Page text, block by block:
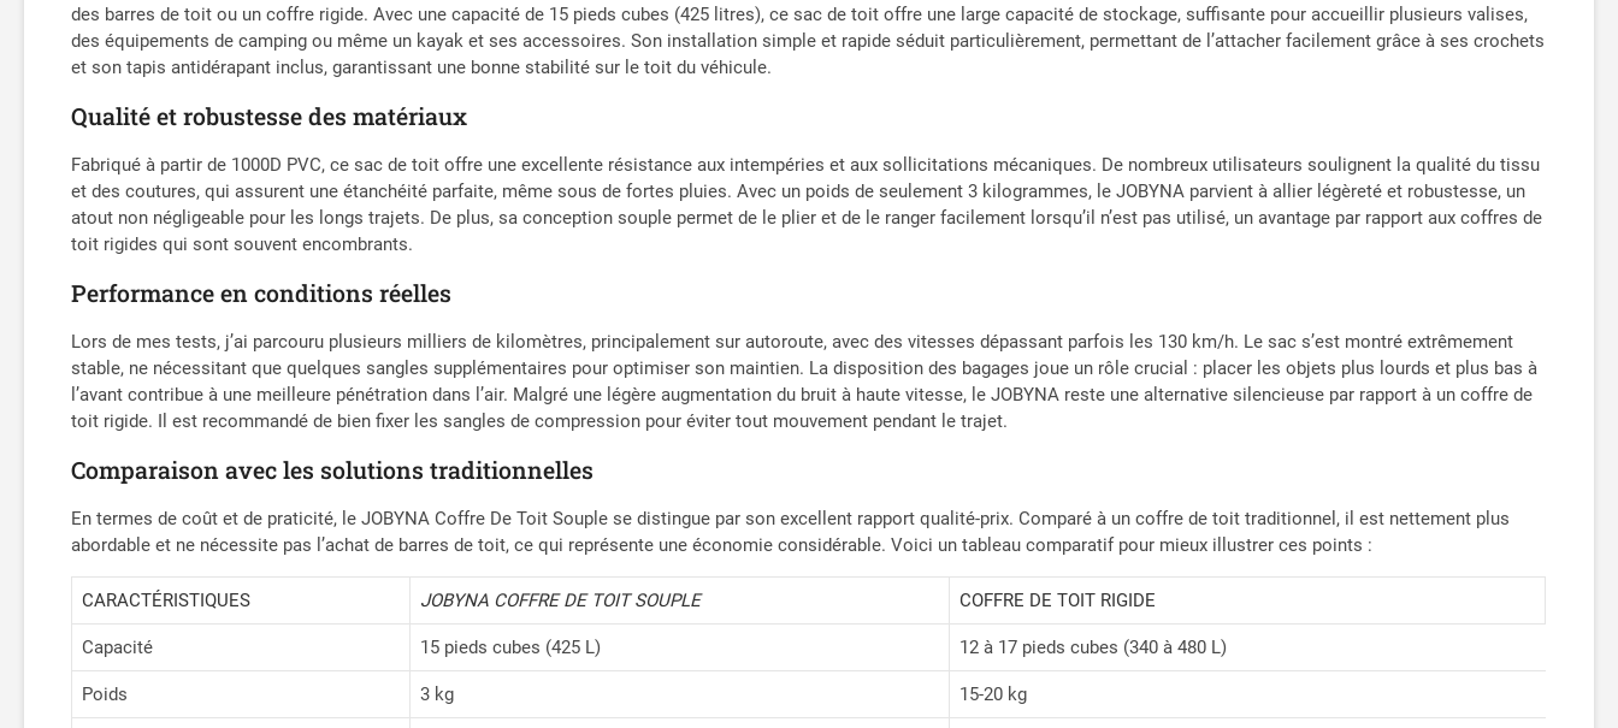
des barres de toit ou un coffre rigide. Avec une capacité de 15 pieds cubes (425 litres), ce sac de toit offre une large capacité de stockage, suffisante pour accueillir plusieurs valises,
des équipements de camping ou même un kayak et ses accessoires. Son installation simple et rapide séduit particulièrement, permettant de l’attacher facilement grâce à ses crochets
et son tapis antidérapant inclus, garantissant une bonne stabilité sur le toit du véhicule.
Qualité et robustesse des matériaux
Fabriqué à partir de 1000D PVC, ce sac de toit offre une excellente résistance aux intempéries et aux sollicitations mécaniques. De nombreux utilisateurs soulignent la qualité du tissu
et des coutures, qui assurent une étanchéité parfaite, même sous de fortes pluies. Avec un poids de seulement 3 kilogrammes, le JOBYNA parvient à allier légèreté et robustesse, un
atout non négligeable pour les longs trajets. De plus, sa conception souple permet de le plier et de le ranger facilement lorsqu’il n’est pas utilisé, un avantage par rapport aux coffres de
toit rigides qui sont souvent encombrants.
Performance en conditions réelles
Lors de mes tests, j’ai parcouru plusieurs milliers de kilomètres, principalement sur autoroute, avec des vitesses dépassant parfois les 130 km/h. Le sac s’est montré extrêmement
stable, ne nécessitant que quelques sangles supplémentaires pour optimiser son maintien. La disposition des bagages joue un rôle crucial : placer les objets plus lourds et plus bas à
l’avant contribue à une meilleure pénétration dans l’air. Malgré une légère augmentation du bruit à haute vitesse, le JOBYNA reste une alternative silencieuse par rapport à un coffre de
toit rigide. Il est recommandé de bien fixer les sangles de compression pour éviter tout mouvement pendant le trajet.
Comparaison avec les solutions traditionnelles
En termes de coût et de praticité, le JOBYNA Coffre De Toit Souple se distingue par son excellent rapport qualité-prix. Comparé à un coffre de toit traditionnel, il est nettement plus
abordable et ne nécessite pas l’achat de barres de toit, ce qui représente une économie considérable. Voici un tableau comparatif pour mieux illustrer ces points :
CARACTÉRISTIQUES JOBYNA COFFRE DE TOIT SOUPLE COFFRE DE TOIT RIGIDE
Capacité 15 pieds cubes (425 L) 12 à 17 pieds cubes (340 à 480 L)
Poids 3 kg 15-20 kg